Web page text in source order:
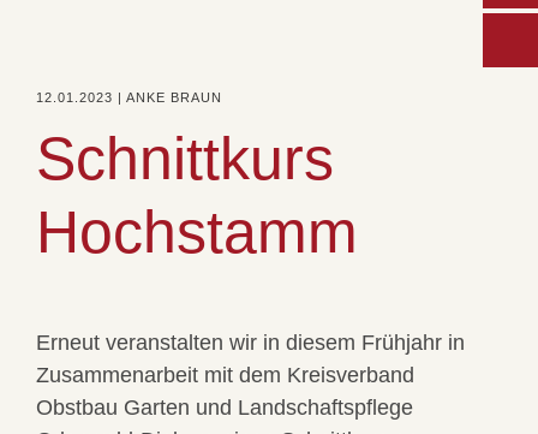
12.01.2023 | ANKE BRAUN
Schnittkurs
Hochstamm
Erneut veranstalten wir in diesem Frühjahr in
Zusammenarbeit mit dem Kreisverband
Obstbau Garten und Landschaftspflege